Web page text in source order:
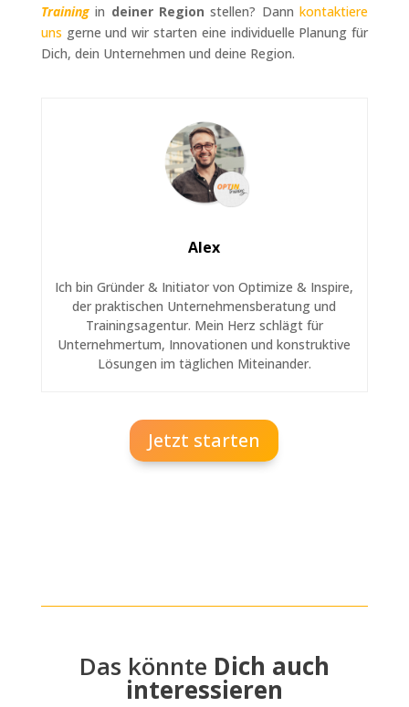
Trainingin deiner Region stellen? Dannkontaktiere
uns gerne und wir starten eine individuelle Planung für
Dich, dein Unternehmen und deine Region.
Alex
Ich bin Gründer & Initiator von Optimize & Inspire,
der praktischen Unternehmensberatung und
Trainingsagentur. Mein Herz schlägt für
Unternehmertum, Innovationen und konstruktive
Lösungen im täglichen Miteinander.
Jetzt starten
Das könnte Dich auch
interessieren